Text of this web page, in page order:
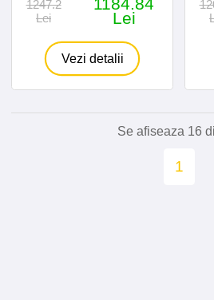
1247.2
Lei
1184.84
Lei
Vezi detalii
Se afiseaza 16
1